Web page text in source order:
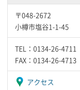
〒048-2672
小樽市塩谷1-1-45
TEL：0134-26-4711
FAX：0134-26-4713
アクセス